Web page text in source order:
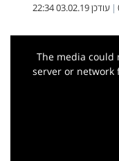
| עודכן03.02.19 22:34
The media could
server or network